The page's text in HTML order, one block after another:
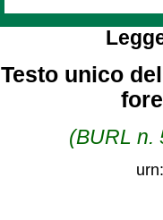
Testo unico
(BURL n.